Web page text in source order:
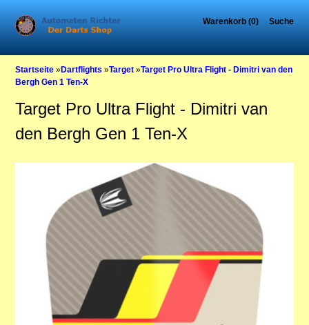
Warenkorb (0) Suche
Startseite »Dartflights »Target »Target Pro Ultra Flight - Dimitri van den
Bergh Gen 1 Ten-X
Target Pro Ultra Flight - Dimitri van
den Bergh Gen 1 Ten-X